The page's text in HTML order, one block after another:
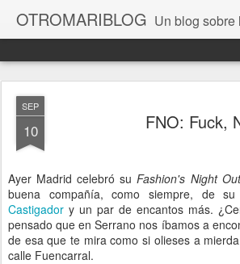
OTROMARIBLOG Un blog sobre lo que me da la gana, así en general, desde lo personal a cuestiones LGTB, vamos, mis mariconadas y esas cosas del Orgullo, la reivindicación y, en general, de reclamar las cosas que son justas y que
SEP
10 FNO: Fuck,
Ayer Madrid celebró suFashion's Night Out
buena compañía, como siempre, de
Castigador y un par de encantos más.
pensado que en Serrano nos íbamos a
de esa que te mira como si olieses a
calle Fuencarral.